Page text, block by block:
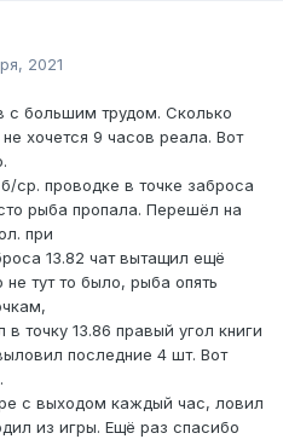
2021
с большим трудом. Сколько
хочется 9 часов реала. Вот
ср. проводке в точке заброса
рыба пропала. Перешёл на
при
13.82 чат вытащил ещё
тут то было, рыба опять
точку 13.86 правый угол книги
последние 4 шт. Вот
с выходом каждый час, ловил
из игры. Ещё раз спасибо